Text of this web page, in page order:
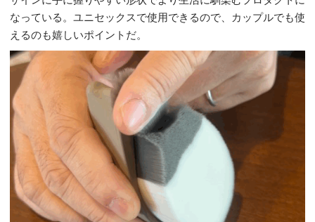
なっている。ユニセックスで使用できるので、カップルでも使
えるのも嬉しいポイントだ。